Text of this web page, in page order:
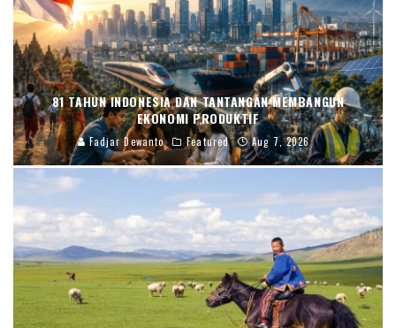
81 TAHUN INDONESIA DAN TANTANGAN MEMBANGUN
EKONOMI PRODUKTIF
Fadjar Dewanto Featured Aug 7, 2026